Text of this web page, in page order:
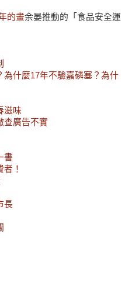
的畫余晏推動的「食品安全運
什麼17年不驗嘉磷塞？為什
滋味
查廣告不實
書
！
長